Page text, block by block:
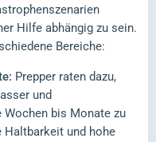
Hilfe abhängig zu sein.
Bereiche:
Prepper raten dazu,
und
Wochen bis Monate zu
Haltbarkeit und hohe